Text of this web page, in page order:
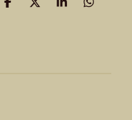
D
D
D
D